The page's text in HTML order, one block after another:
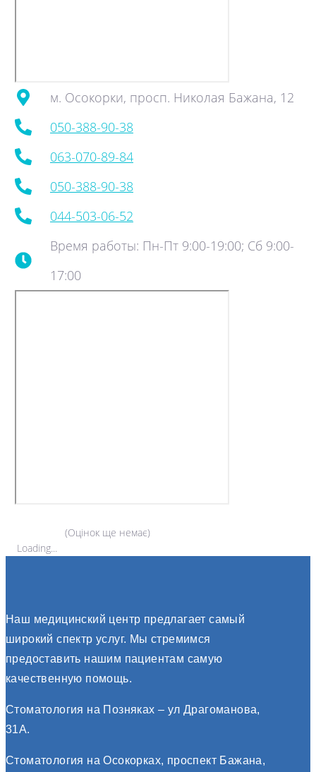
м. Осокорки, просп. Николая Бажана, 12
050-388-90-38
063-070-89-84
050-388-90-38
044-503-06-52
Время работы: Пн-Пт 9:00-19:00; Сб 9:00-
17:00
(Оцінок ще немає)
Loading...
Наш медицинский центр предлагает самый
широкий спектр услуг. Мы стремимся
предоставить нашим пациентам самую
качественную помощь.
Стоматология на Позняках – ул Драгоманова,
31А.
Стоматология на Осокорках, проспект Бажана,